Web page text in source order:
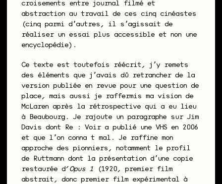
croisements entre journal filmé et
abstraction au travail de ces cinq cinéastes
(cinq parmi dʼautres, il sʼagissait de
réaliser un essai plus accessible et non une
encyclopédie).
Ce texte est toutefois réécrit, jʼy remets
des éléments que jʼavais dû retrancher de la
version publiée en revue pour une question de
place, mais aussi je raffermis ma vision de
McLaren après la rétrospective qui a eu lieu
à Beaubourg. Je rajoute un paragraphe sur Jim
Davis dont Re : Voir a publié une VHS en 2006
et que lʼon connaît mal. Je raffine mon
approche des pionniers, notamment le profil
de Ruttmann dont la présentation dʼune copie
restaurée d’ Opus 1(1920, premier film
abstrait, donc premier film expérimental à